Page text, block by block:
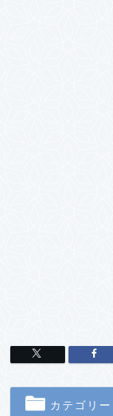
カテゴリー